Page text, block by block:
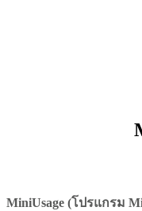
MiniUsage (โปรแกรม